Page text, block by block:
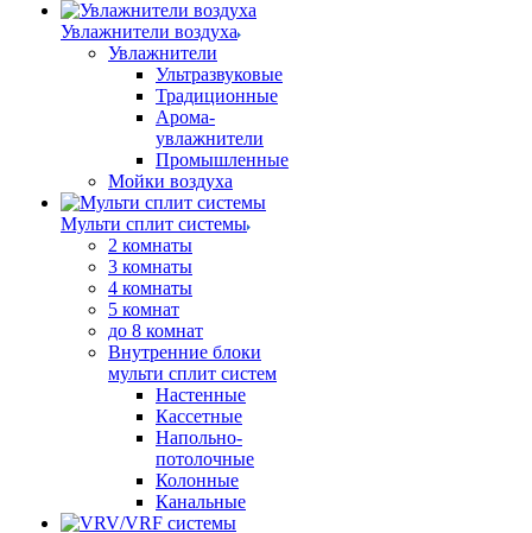
Увлажнители воздуха
Увлажнители
Ультразвуковые
Традиционные
Арома-
увлажнители
Промышленные
Мойки воздуха
Мульти сплит системы
2 комнаты
3 комнаты
4 комнаты
5 комнат
до 8 комнат
Внутренние блоки
мульти сплит систем
Настенные
Кассетные
Напольно-
потолочные
Колонные
Канальные